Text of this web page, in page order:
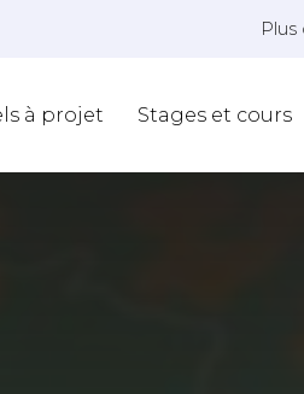
à projet Stages et cours